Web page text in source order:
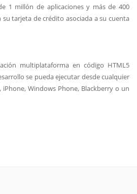
1 millón de aplicaciones y más de 400
tarjeta de crédito asociada a su cuenta
multiplataforma en código HTML5
se pueda ejecutar desde cualquier
Windows Phone, Blackberry o un